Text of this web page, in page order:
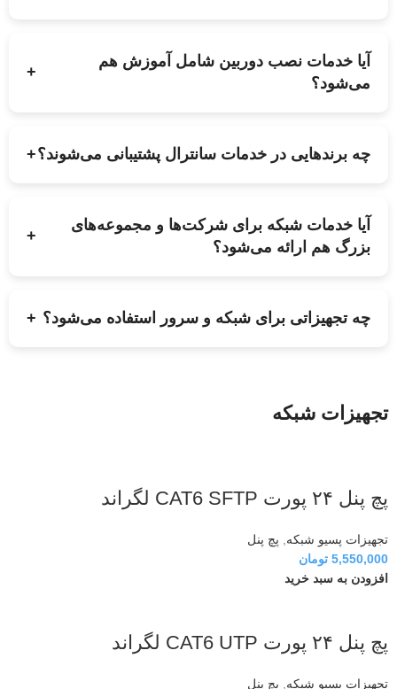
آیا خدمات نصب دوربین شامل آموزش هم
می‌شود؟
+
چه برندهایی در خدمات سانترال پشتیبانی می‌شوند؟+
آیا خدمات شبکه برای شرکت‌ها و مجموعه‌های
بزرگ هم ارائه می‌شود؟
+
چه تجهیزاتی برای شبکه و سرور استفاده می‌شود؟ +
تجهیزات شبکه
پچ پنل ۲۴ پورت CAT6 SFTP لگراند
تجهیزات پسیو شبکه
پچ پنل
5,550,000 تومان
افزودن به سبد خرید
پچ پنل ۲۴ پورت CAT6 UTP لگراند
تجهیزات پسیو شبکه پچ پنل